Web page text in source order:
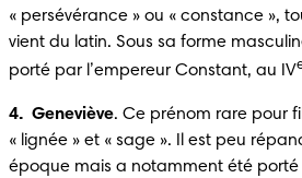
« persévérance » ou « constance »,
vient du latin. Sous sa forme
porté par l’empereur Constant, au IV
4.  Geneviève. Ce prénom rare pour
« lignée » et « sage ». Il est peu
époque mais a notamment été porté